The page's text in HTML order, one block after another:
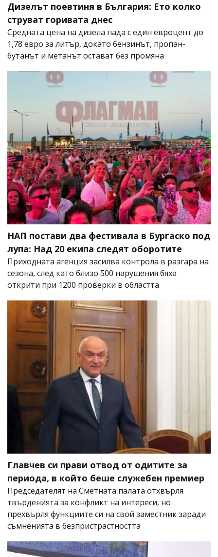
Дизелът поевтиня в България: Ето колко
струват горивата днес
Средната цена на дизела пада с един евроцент до
1,78 евро за литър, докато бензинът, пропан-
бутанът и метанът остават без промяна
НАП постави два фестивала в Бургаско под
лупа: Над 20 екипа следят оборотите
Приходната агенция засилва контрола в разгара на
сезона, след като близо 500 нарушения бяха
открити при 1200 проверки в областта
Главчев си прави отвод от одитите за
периода, в който беше служебен премиер
Председателят на Сметната палата отхвърля
твърденията за конфликт на интереси, но
прехвърля функциите си на свой заместник заради
съмненията в безпристрастността